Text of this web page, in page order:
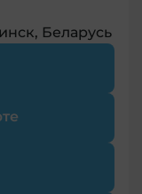
Беларусь